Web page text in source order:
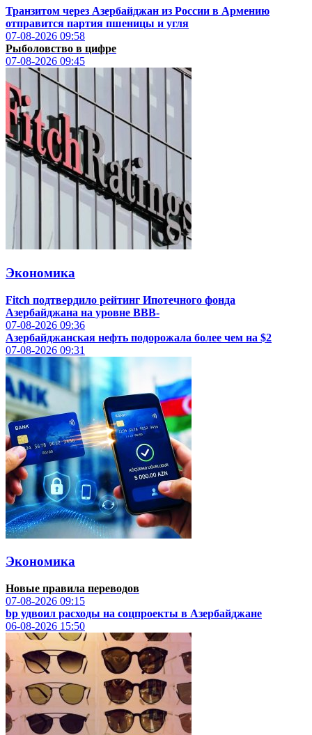
Транзитом через Азербайджан из России в Армению
отправится партия пшеницы и угля
07-08-2026 09:58
Рыболовство в цифре
07-08-2026 09:45
Экономика
Fitch подтвердило рейтинг Ипотечного фонда
Азербайджана на уровне BBB-
07-08-2026 09:36
Азербайджанская нефть подорожала более чем на $2
07-08-2026 09:31
Экономика
Новые правила переводов
07-08-2026 09:15
bp удвоил расходы на соцпроекты в Азербайджане
06-08-2026 15:50